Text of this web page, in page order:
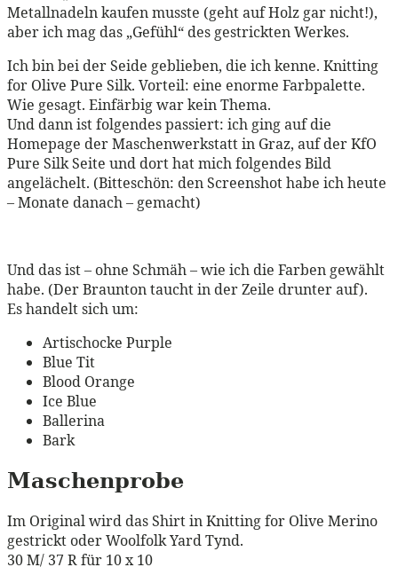
Metallnadeln kaufen musste (geht auf Holz gar nicht!),
aber ich mag das „Gefühl“ des gestrickten Werkes.
Ich bin bei der Seide geblieben, die ich kenne. Knitting
for Olive Pure Silk. Vorteil: eine enorme Farbpalette.
Wie gesagt. Einfärbig war kein Thema.
Und dann ist folgendes passiert: ich ging auf die
Homepage der Maschenwerkstatt in Graz, auf der KfO
Pure Silk Seite und dort hat mich folgendes Bild
angelächelt. (Bitteschön: den Screenshot habe ich heute
– Monate danach – gemacht)
Und das ist – ohne Schmäh – wie ich die Farben gewählt
habe. (Der Braunton taucht in der Zeile drunter auf).
Es handelt sich um:
Artischocke Purple
Blue Tit
Blood Orange
Ice Blue
Ballerina
Bark
Maschenprobe
Im Original wird das Shirt in Knitting for Olive Merino
gestrickt oder Woolfolk Yard Tynd.
30 M/ 37 R für 10 x 10